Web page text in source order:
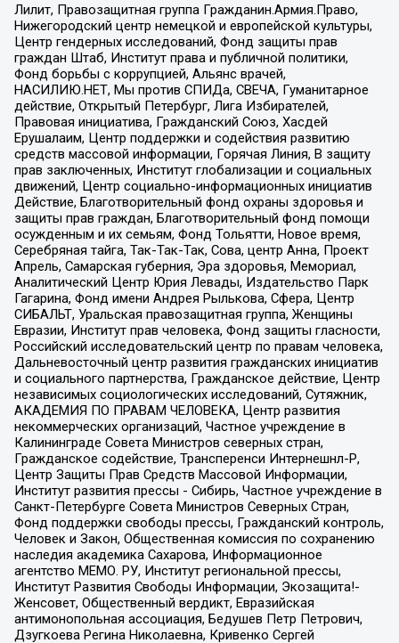
Лилит, Правозащитная группа Гражданин.Армия.Право,
Нижегородский центр немецкой и европейской культуры,
Центр гендерных исследований, Фонд защиты прав
граждан Штаб, Институт права и публичной политики,
Фонд борьбы с коррупцией, Альянс врачей,
НАСИЛИЮ.НЕТ, Мы против СПИДа, СВЕЧА, Гуманитарное
действие, Открытый Петербург, Лига Избирателей,
Правовая инициатива, Гражданский Союз, Хасдей
Ерушалаим, Центр поддержки и содействия развитию
средств массовой информации, Горячая Линия, В защиту
прав заключенных, Институт глобализации и социальных
движений, Центр социально-информационных инициатив
Действие, Благотворительный фонд охраны здоровья и
защиты прав граждан, Благотворительный фонд помощи
осужденным и их семьям, Фонд Тольятти, Новое время,
Серебряная тайга, Так-Так-Так, Сова, центр Анна, Проект
Апрель, Самарская губерния, Эра здоровья, Мемориал,
Аналитический Центр Юрия Левады, Издательство Парк
Гагарина, Фонд имени Андрея Рылькова, Сфера, Центр
СИБАЛЬТ, Уральская правозащитная группа, Женщины
Евразии, Институт прав человека, Фонд защиты гласности,
Российский исследовательский центр по правам человека,
Дальневосточный центр развития гражданских инициатив
и социального партнерства, Гражданское действие, Центр
независимых социологических исследований, Сутяжник,
АКАДЕМИЯ ПО ПРАВАМ ЧЕЛОВЕКА, Центр развития
некоммерческих организаций, Частное учреждение в
Калининграде Совета Министров северных стран,
Гражданское содействие, Трансперенси Интернешнл-Р,
Центр Защиты Прав Средств Массовой Информации,
Институт развития прессы - Сибирь, Частное учреждение в
Санкт-Петербурге Совета Министров Северных Стран,
Фонд поддержки свободы прессы, Гражданский контроль,
Человек и Закон, Общественная комиссия по сохранению
наследия академика Сахарова, Информационное
агентство МЕМО. РУ, Институт региональной прессы,
Институт Развития Свободы Информации, Экозащита!-
Женсовет, Общественный вердикт, Евразийская
антимонопольная ассоциация, Бедушев Петр Петрович,
Дзугкоева Регина Николаевна, Кривенко Сергей